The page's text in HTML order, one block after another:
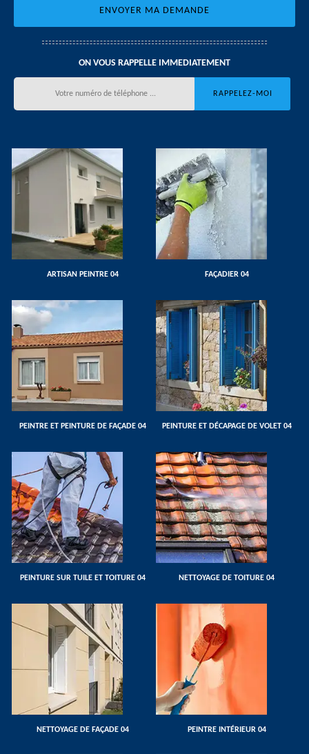
ON VOUS RAPPELLE IMMEDIATEMENT
ARTISAN PEINTRE 04 FAÇADIER 04
PEINTRE ET PEINTURE DE FAÇADE 04 PEINTURE ET DÉCAPAGE DE VOLET 04
PEINTURE SUR TUILE ET TOITURE 04 NETTOYAGE DE TOITURE 04
NETTOYAGE DE FAÇADE 04 PEINTRE INTÉRIEUR 04